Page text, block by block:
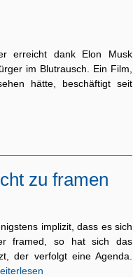
erreicht dank Elon Musk
im Blutrausch. Ein Film,
hätte, beschäftigt seit
zu framen
implizit, dass es sich
framed, so hat sich das
der verfolgt eine Agenda.